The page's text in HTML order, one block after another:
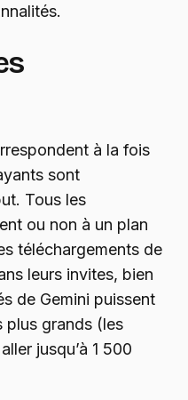
à la fois
sont
Tous les
ou non à un plan
téléchargements de
leurs invites, bien
de Gemini puissent
plus grands (les
jusqu’à 1 500